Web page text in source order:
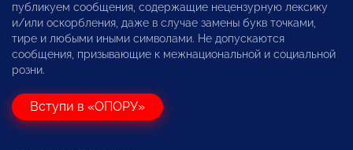
публикуем сообщения, содержащие нецензурную лексику
и/или оскорбления, даже в случае замены букв точками,
тире и любыми иными символами. Не допускаются
сообщения, призывающие к межнациональной и социальной
розни.
Вступи в «ОПОРУ»